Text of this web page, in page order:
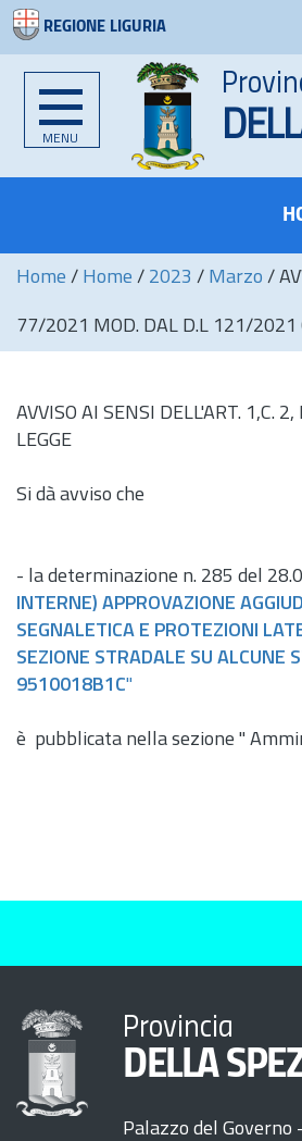
REGIONE LIGURIA
MENU
Home / Home / 2023 / Marzo /
77/2021 MOD. DAL D.L 121/2021
AVVISO AI SENSI DELL'ART. 1,C. 2,
LEGGE
Si dà avviso che
- la determinazione n. 285 del
INTERNE) APPROVAZIONE
SEGNALETICA E PROTEZIONI
SEZIONE STRADALE SU ALCUNE
9510018B1C"
è pubblicata nella sezione "
Provincia
DELLA
Palazzo del Governo